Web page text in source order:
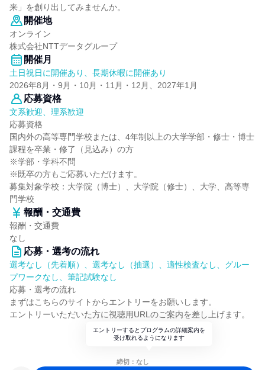
来」を創り出してみませんか。
開催地
オンライン
株式会社NTTデータグループ
開催月
土日祝日に開催あり、長期休暇に開催あり
2026年8月・9月・10月・11月・12月、2027年1月
応募資格
文系歓迎、理系歓迎
応募資格
国内外の高等専門学校または、4年制以上の大学学部・修士・博士
課程を卒業・修了（見込み）の方
※学部・学科不問
※既卒の方もご応募いただけます。
募集対象学校：大学院（博士）、大学院（修士）、大学、高等専
門学校
報酬・交通費
報酬・交通費
なし
応募・選考の流れ
選考なし（先着順）、選考なし（抽選）、適性検査なし、グルー
プワークなし、筆記試験なし
応募・選考の流れ
まずはこちらのサイトからエントリーをお願いします。
エントリーいただいた方に視聴用URLのご案内を差し上げます。
エントリーするとプログラムの詳細案内を
受け取れるようになります
締切：なし